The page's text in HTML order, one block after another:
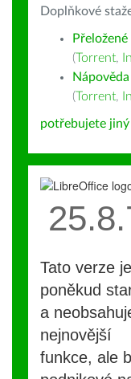
Doplňkové
(Torrent,
(Torrent,
potřebujete jiný
Tato verze je
poněkud
a
nejnovější
funkce, ale